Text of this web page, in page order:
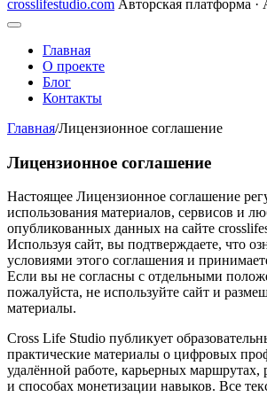
crosslifestudio.com Авторская платформа
Главная
О проекте
Блог
Контакты
Главная/Лицензионное соглашение
Лицензионное соглашение
Настоящее Лицензионное соглашение
использования материалов, сервисов и
опубликованных данных на сайте
Используя сайт, вы подтверждаете, что
условиями этого соглашения и
Если вы не согласны с отдельными
пожалуйста, не используйте сайт и
материалы.
Cross Life Studio публикует
практические материалы о цифровых
удалённой работе, карьерных маршрутах,
и способах монетизации навыков. Все